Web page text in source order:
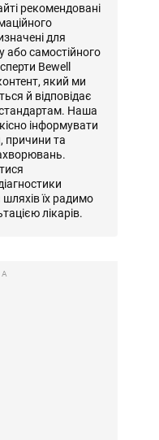
рекомендовані
для
або самостійного
Bewell
який ми
й відповідає
Наша
інформувати
причини та
їх радимо
лікарів.